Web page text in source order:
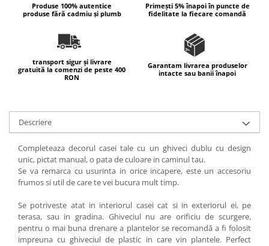
Produse 100% autentice
produse fără cadmiu și plumb
Primești 5% înapoi în puncte de
fidelitate la fiecare comandă
transport sigur și livrare
gratuită la comenzi de peste 400
RON
Garantam livrarea produselor
intacte sau banii înapoi
Descriere
Completeaza decorul casei tale cu un ghiveci dublu cu design
unic, pictat manual, o pata de culoare in caminul tau.
Se va remarca cu usurinta in orice incapere, este un accesoriu
frumos si util de care te vei bucura mult timp.
Se potriveste atat in interiorul casei cat si in exteriorul ei, pe
terasa, sau in gradina. Ghiveciul nu are orificiu de scurgere,
pentru o mai buna drenare a plantelor se recomandă a fi folosit
impreuna cu ghiveciul de plastic in care vin plantele. Perfect